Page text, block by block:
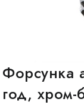
Форсунка
год, хром-